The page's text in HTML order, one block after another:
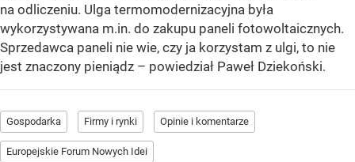
na odliczeniu. Ulga termomodernizacyjna była
wykorzystywana m.in. do zakupu paneli fotowoltaicznych.
Sprzedawca paneli nie wie, czy ja korzystam z ulgi, to nie
jest znaczony pieniądz – powiedział Paweł Dziekoński.
Gospodarka Firmy i rynki Opinie i komentarze
Europejskie Forum Nowych Idei